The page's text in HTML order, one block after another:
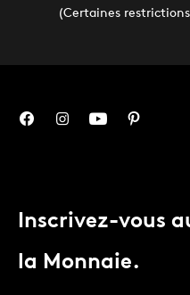
(Certaines
Inscrivez-vous
la Monnaie.